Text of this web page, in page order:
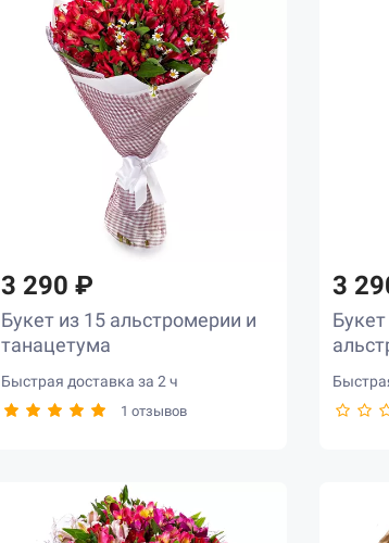
3 290 ₽
Букет из 15 альстромерии и
танацетума
Быстрая доставка за 2 ч
1 отзывов
3